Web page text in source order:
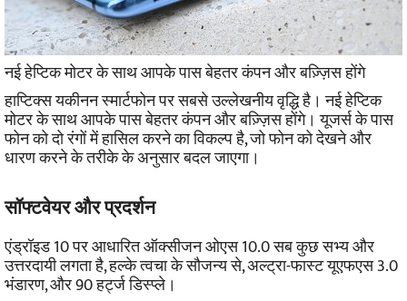
नई हेप्टिक मोटर के साथ आपके पास बेहतर कंपन और बज़्ज़िस होंगे
हाप्टिक्स यकीनन स्मार्टफोन पर सबसे उल्लेखनीय वृद्धि है। नई हेप्टिक
मोटर के साथ आपके पास बेहतर कंपन और बज़्ज़िस होंगे।यूजर्स के पास
फोन को दो रंगों में हासिल करने का विकल्प है, जो फोन को देखने और
धारण करने के तरीके के अनुसार बदल जाएगा।
सॉफ्टवेयर और प्रदर्शन
एंड्रॉइड 10 पर आधारित ऑक्सीजन ओएस 10.0 सब कुछ सभ्य और
उत्तरदायी लगता है, हल्के त्वचा के सौजन्य से, अल्ट्रा-फास्ट यूएफएस 3.0
भंडारण, और 90 हर्ट्ज डिस्प्ले।